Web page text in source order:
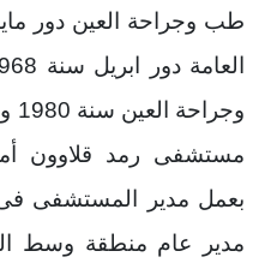
مستشفى رمد قلاوون
بعمل مدير المستشفى فى